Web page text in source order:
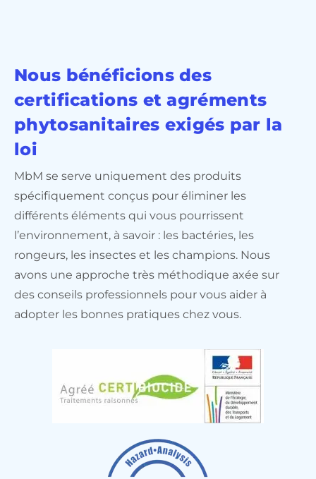
Nous bénéficions des
certifications et agréments
phytosanitaires exigés par la
loi
MbM se serve uniquement des produits
spécifiquement conçus pour éliminer les
différents éléments qui vous pourrissent
l’environnement, à savoir : les bactéries, les
rongeurs, les insectes et les champions. Nous
avons une approche très méthodique axée sur
des conseils professionnels pour vous aider à
adopter les bonnes pratiques chez vous.